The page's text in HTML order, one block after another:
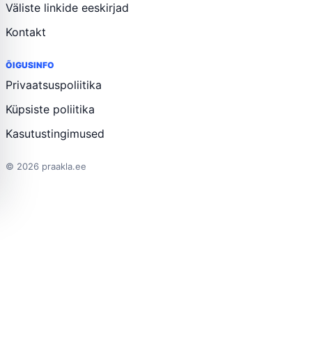
Väliste linkide eeskirjad
Kontakt
ÕIGUSINFO
Privaatsuspoliitika
Küpsiste poliitika
Kasutustingimused
© 2026 praakla.ee